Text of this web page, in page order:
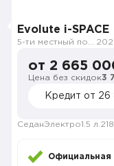
Evolute i-SPACE
от 2 665
Цена без скидок3
Кредит от
СеданЭлектро1.5 л.
Официальная